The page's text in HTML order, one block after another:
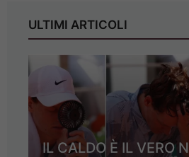
ULTIMI ARTICOLI
IL CALDO È IL VERO